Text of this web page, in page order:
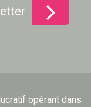
opérant dans